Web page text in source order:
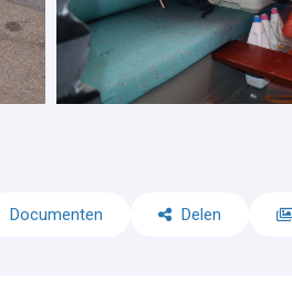
Documenten Delen